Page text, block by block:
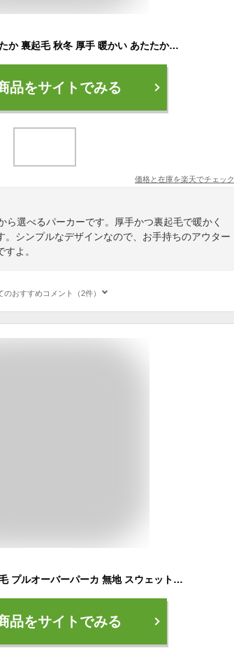
パーカー メンズ あったか 裏起毛 秋冬 厚手 暖かい あたたかい 防寒 部屋着 ルームウェア ふわふわ かわいい 綿ポリエステル混紡素材 フルジップパーカー スウェットパーカー ジップアップパーカー 裏起毛パーカーメンズパーカー 白 黒 緑 グリーン 無地 シンプル 5620
品をサイトでみる
価格と在庫を楽天でチェック
ら選べるパーカーです。厚手かつ裏起毛で暖かく
。シンプルなデザインなので、お手持ちのアウター
よ。
のおすすめコメント（2件）
パーカー メンズ 裏起毛 プルオーバーパーカ 無地 スウェット 冬 防寒 暖かい【ゆうパケット送料無料C】【2-E1W】
品をサイトでみる